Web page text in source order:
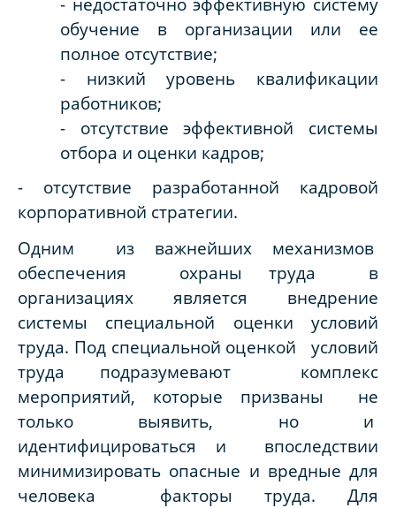
обучение в организации или ее
полное отсутствие;
- низкий уровень квалификации
работников;
- отсутствие эффективной системы
отбора и оценки кадров;
- отсутствие разработанной кадровой
корпоративной стратегии.
Одним из важнейших механизмов
обеспечения охраны труда в
организациях является внедрение
системы специальной оценки условий
труда. Под специальной оценкой условий
труда подразумевают комплекс
мероприятий, которые призваны не
только выявить, но и
идентифицироваться и впоследствии
минимизировать опасные и вредные для
человека факторы труда. Для